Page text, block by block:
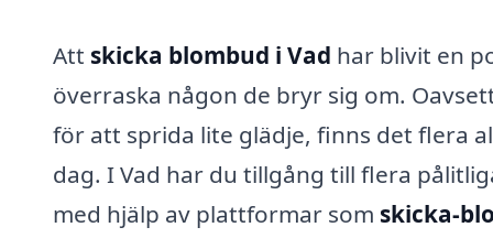
Att skicka blombud i Vad har blivit en
överraska någon de bryr sig om.
för att sprida lite glädje, finns det flera
dag. I Vad har du tillgång till flera
med hjälp av plattformar som skicka-